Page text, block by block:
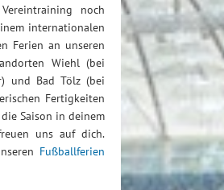
noch
internationalen
Ferien an unseren
Wiehl (bei
und Bad Tölz (bei
Fertigkeiten
Saison in deinem
uns auf dich.
Fußballferien